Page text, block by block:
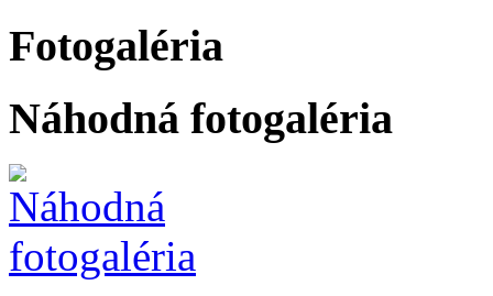
Fotogaléria
Náhodná fotogaléria